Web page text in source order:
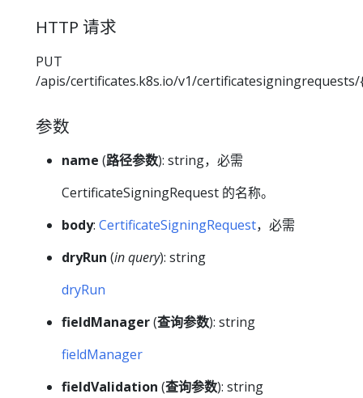
HTTP 请求
PUT
/apis/certificates.k8s.io/v1/
参数
name (路径参数): string，必需
CertificateSigningRequest 的名称。
body: CertificateSigningRequest，必需
dryRun (in query): string
dryRun
fieldManager(查询参数): string
fieldManager
fieldValidation (查询参数): string